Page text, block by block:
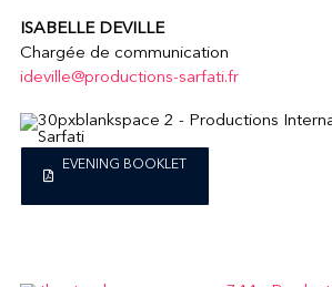
ISABELLE DEVILLE
Chargée de communication
ideville@productions-sarfati.fr
EVENING BOOKLET